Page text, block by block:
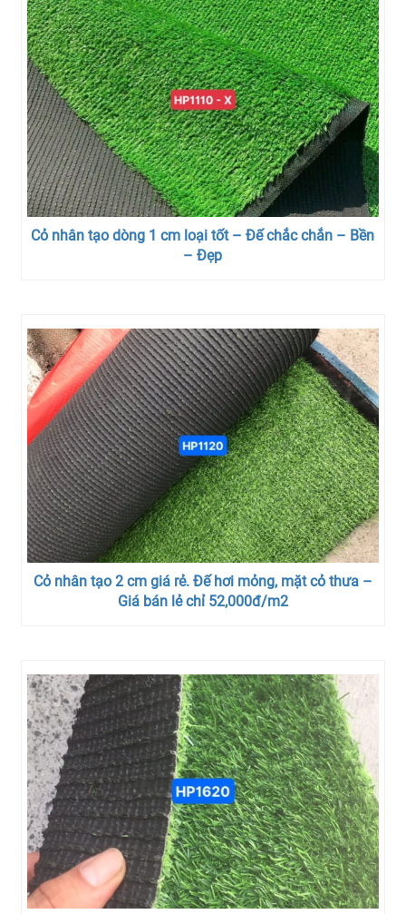
Cỏ nhân tạo dòng 1 cm loại tốt – Đế chắc chắn – Bền
– Đẹp
Cỏ nhân tạo 2 cm giá rẻ. Đế hơi mỏng, mặt cỏ thưa –
Giá bán lẻ chỉ 52,000đ/m2